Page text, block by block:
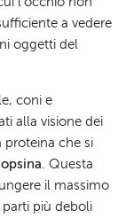
a vedere
oggetti del
coni e
alla visione dei
proteina che si
. Questa
il massimo
parti più deboli